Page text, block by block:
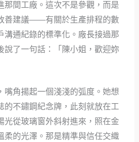
那間工廠。這次不是參觀，而是
善建議——有關於生產排程的數
溝通紀錄的標準化。廠長接過那
說了一句話：「陳小姐，歡迎妳
嘴角揚起一個淺淺的弧度。她想
的不鏽鋼紀念牌，此刻就放在工
光從玻璃窗外斜射進來，照在金
柔的光澤。那是精準與信任交織